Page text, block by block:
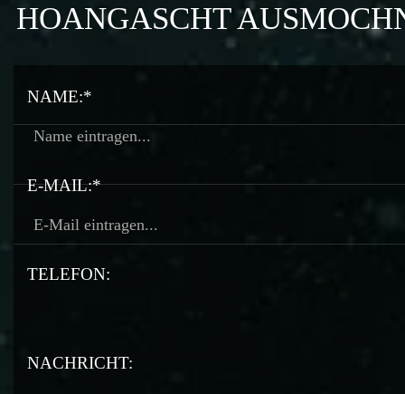
HOANGASCHT
NAME:*
E-MAIL:*
TELEFON:
TELEFON:
NACHRICHT: